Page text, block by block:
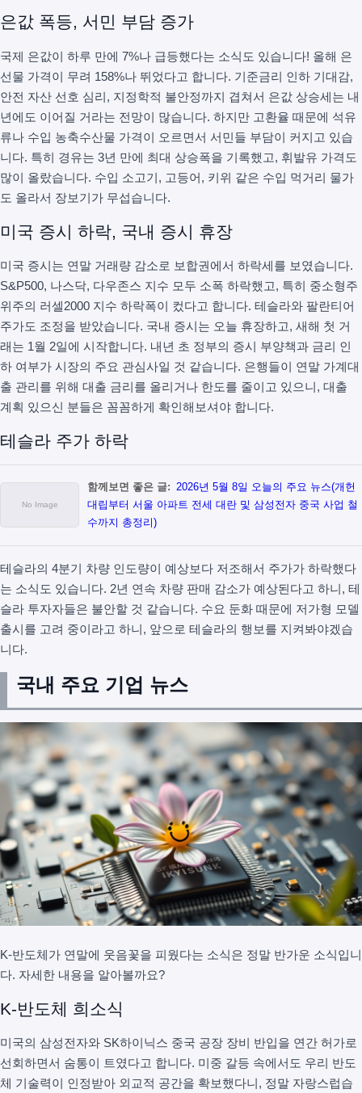
은값 폭등, 서민 부담 증가
국제 은값이 하루 만에 7%나 급등했다는 소식도 있습니다! 올해 은
선물 가격이 무려 158%나 뛰었다고 합니다. 기준금리 인하 기대감,
안전 자산 선호 심리, 지정학적 불안정까지 겹쳐서 은값 상승세는 내
년에도 이어질 거라는 전망이 많습니다. 하지만 고환율 때문에 석유
류나 수입 농축수산물 가격이 오르면서 서민들 부담이 커지고 있습
니다. 특히 경유는 3년 만에 최대 상승폭을 기록했고, 휘발유 가격도
많이 올랐습니다. 수입 소고기, 고등어, 키위 같은 수입 먹거리 물가
도 올라서 장보기가 무섭습니다.
미국 증시 하락, 국내 증시 휴장
미국 증시는 연말 거래량 감소로 보합권에서 하락세를 보였습니다.
S&P500, 나스닥, 다우존스 지수 모두 소폭 하락했고, 특히 중소형주
위주의 러셀2000 지수 하락폭이 컸다고 합니다. 테슬라와 팔란티어
주가도 조정을 받았습니다. 국내 증시는 오늘 휴장하고, 새해 첫 거
래는 1월 2일에 시작합니다. 내년 초 정부의 증시 부양책과 금리 인
하 여부가 시장의 주요 관심사일 것 같습니다. 은행들이 연말 가계대
출 관리를 위해 대출 금리를 올리거나 한도를 줄이고 있으니, 대출
계획 있으신 분들은 꼼꼼하게 확인해보셔야 합니다.
테슬라 주가 하락
함께보면 좋은 글: 2026년 5월 8일 오늘의 주요 뉴스(개헌
대립부터 서울 아파트 전세 대란 및 삼성전자 중국 사업 철
수까지 총정리)
테슬라의 4분기 차량 인도량이 예상보다 저조해서 주가가 하락했다
는 소식도 있습니다. 2년 연속 차량 판매 감소가 예상된다고 하니, 테
슬라 투자자들은 불안할 것 같습니다. 수요 둔화 때문에 저가형 모델
출시를 고려 중이라고 하니, 앞으로 테슬라의 행보를 지켜봐야겠습
니다.
국내 주요 기업 뉴스
K-반도체가 연말에 웃음꽃을 피웠다는 소식은 정말 반가운 소식입니
다. 자세한 내용을 알아볼까요?
K-반도체 희소식
미국의 삼성전자와 SK하이닉스 중국 공장 장비 반입을 연간 허가로
선회하면서 숨통이 트였다고 합니다. 미중 갈등 속에서도 우리 반도
체 기술력이 인정받아 외교적 공간을 확보했다니, 정말 자랑스럽습